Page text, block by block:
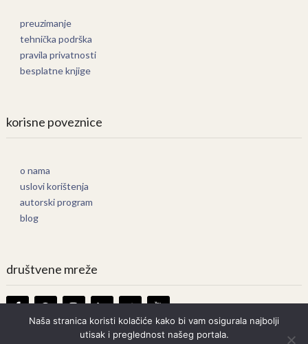
preuzimanje
tehnička podrška
pravila privatnosti
besplatne knjige
korisne poveznice
o nama
uslovi korištenja
autorski program
blog
društvene mreže
Naša stranica koristi kolačiće kako bi vam osigurala najbolji
utisak i preglednost našeg portala.